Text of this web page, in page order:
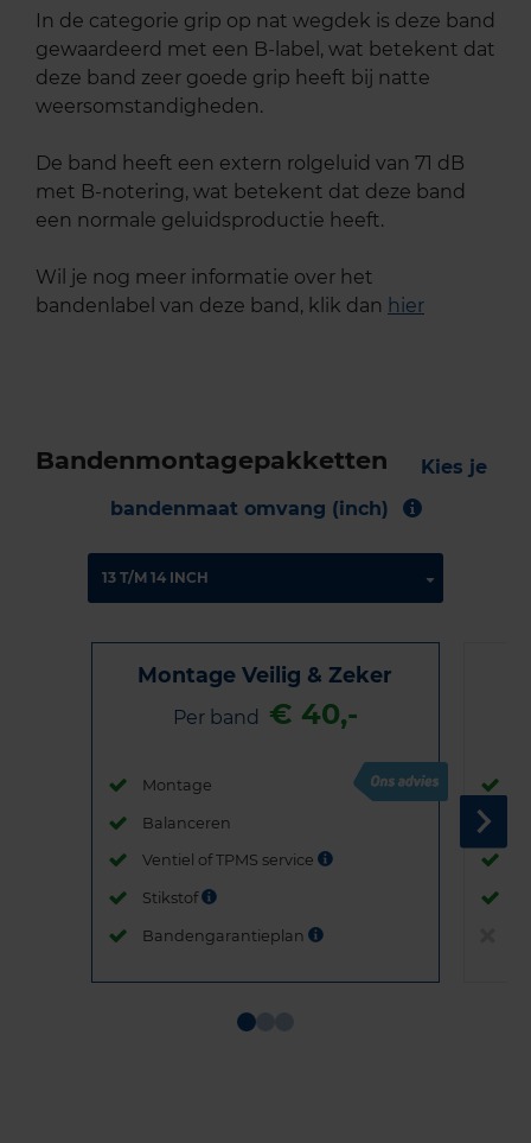
In de categorie grip op nat wegdek is deze band
gewaardeerd met een B-label, wat betekent dat
deze band zeer goede grip heeft bij natte
weersomstandigheden.
De band heeft een extern rolgeluid van 71 dB
met B-notering, wat betekent dat deze band
een normale geluidsproductie heeft.
Wil je nog meer informatie over het
bandenlabel van deze band, klik dan hier
Bandenmontagepakketten
Kies je
bandenmaat omvang (inch)
Montage Veilig & Zeker
Per band € 40,-
Montage
Balanceren
Ventiel of TPMS service
Stikstof
Bandengarantieplan